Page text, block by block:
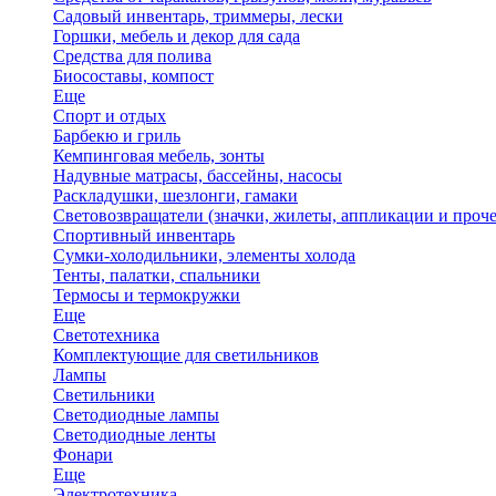
Садовый инвентарь, триммеры, лески
Горшки, мебель и декор для сада
Средства для полива
Биосоставы, компост
Еще
Спорт и отдых
Барбекю и гриль
Кемпинговая мебель, зонты
Надувные матрасы, бассейны, насосы
Раскладушки, шезлонги, гамаки
Световозвращатели (значки, жилеты, аппликации и
Спортивный инвентарь
Сумки-холодильники, элементы холода
Тенты, палатки, спальники
Термосы и термокружки
Еще
Светотехника
Комплектующие для светильников
Лампы
Светильники
Светодиодные лампы
Светодиодные ленты
Фонари
Еще